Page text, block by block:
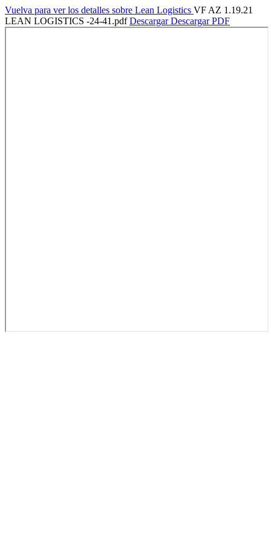
Vuelva para ver los detalles sobre Lean Logistics VF AZ 1.19.21
LEAN LOGISTICS -24-41.pdfDescargarDescargar PDF